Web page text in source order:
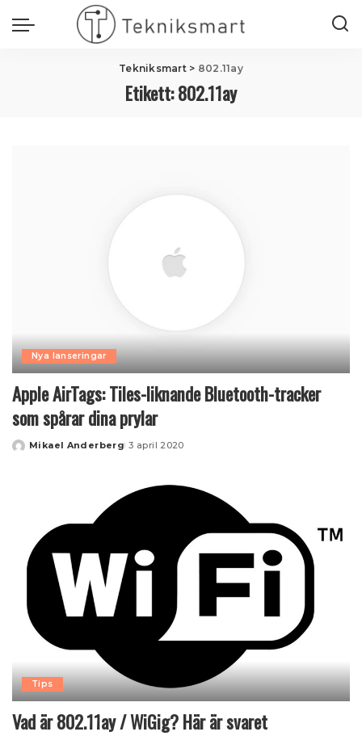
Tekniksmart > 802.11ay
Etikett:802.11ay
Nya lanseringar
Apple AirTags: Tiles-liknande Bluetooth-tracker
som spårar dina prylar
Posted
Mikael Anderberg 3 april 2020
Tips
Vad är 802.11ay / WiGig? Här är svaret